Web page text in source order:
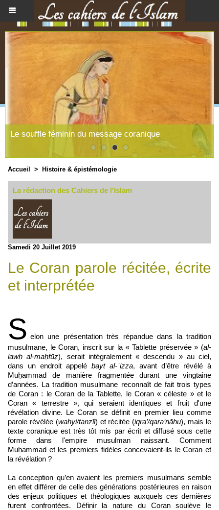
Le souffle féminin du message coranique
Accueil > Histoire & épistémologie
La rédaction des Cahiers de l'Islam
Samedi 20 Juillet 2019
Le Coran parole récitée, écrite
et interprétée
S elon une présentation très répandue dans la tradition
musulmane, le Coran, inscrit sur la « Tablette préservée » (al-
lawḥ al-maḥfūẓ), serait intégralement « descendu » au ciel,
dans un endroit appelé bayt al-ʿizza, avant d’être révélé à
Muḥammad de manière fragmentée durant une vingtaine
d’années. La tradition musulmane reconnaît de fait trois types
de Coran : le Coran de la Tablette, le Coran « céleste » et le
Coran « terrestre », qui seraient identiques et fruit d'une
révélation divine. Le Coran se définit en premier lieu comme
parole révélée (waḥyi/tanzīl) et récitée (iqra’/qara’nāhu), mais le
texte coranique est très tôt mis par écrit et diffusé sous cette
forme dans l'empire musulman naissant. Comment
Muḥammad et les premiers fidèles concevaient-ils le Coran et
la révélation ?
La conception qu’en avaient les premiers musulmans semble
en effet différer de celle des générations postérieures en raison
des enjeux politiques et théologiques auxquels ces dernières
furent confrontées. Définir la nature du Coran soulève le